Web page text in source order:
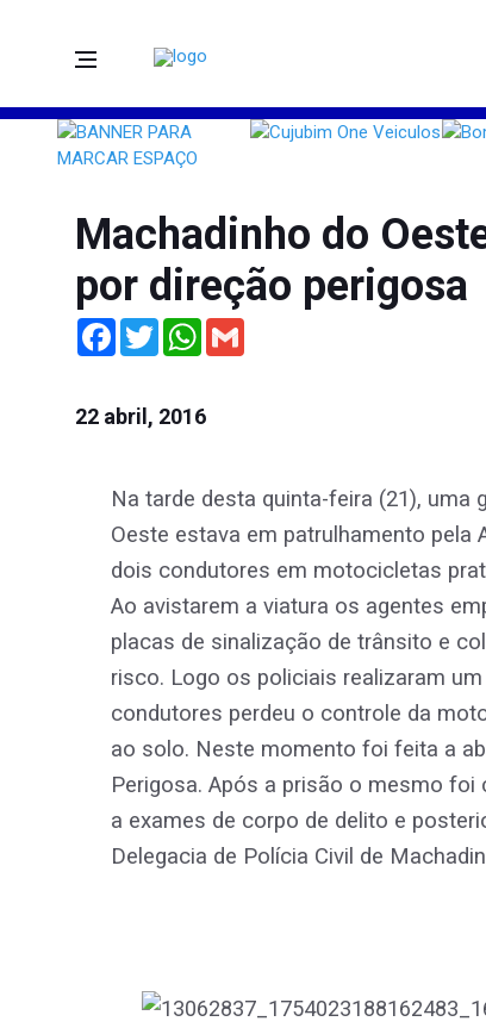
Machadinho do
por direção perigosa
Facebook
TwitterWhatsApp
22 abril, 2016
Na tarde desta quinta-feira (21), uma
Oeste estava em patrulhamento pela
dois condutores em motocicletas
Ao avistarem a viatura os agentes
placas de sinalização de trânsito e
risco. Logo os policiais realizaram
condutores perdeu o controle da
ao solo. Neste momento foi feita a
Perigosa. Após a prisão o mesmo
a exames de corpo de delito e
Delegacia de Polícia Civil de